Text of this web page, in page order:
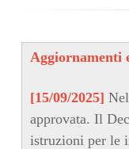
Aggiornamenti
[15/09/2025]
approvata. Il
istruzioni per le